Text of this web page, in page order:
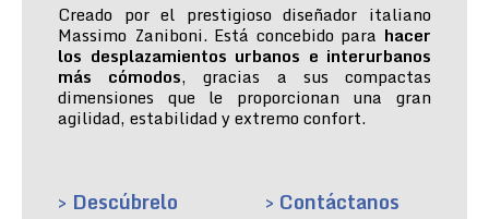
Creado por el prestigioso diseñador italiano
Massimo Zaniboni. Está concebido para hacer
los desplazamientos urbanos e interurbanos
más cómodos, gracias a sus compactas
dimensiones que le proporcionan una gran
agilidad, estabilidad y extremo confort.
> Descúbrelo > Contáctanos